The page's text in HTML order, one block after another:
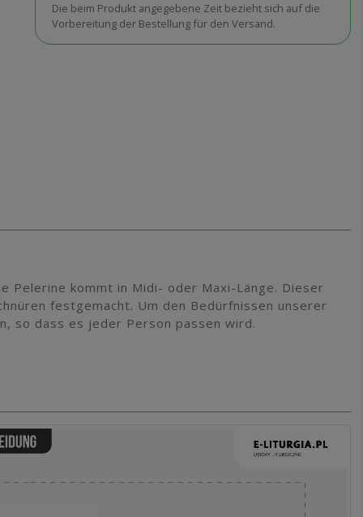
Die beim Produkt angegebene Zeit bezieht sich auf die
Vorbereitung der Bestellung für den Versand.
Pelerine kommt in Midi- oder Maxi-Länge. Dieser
festgemacht. Um den Bedürfnissen unserer
so dass es jeder Person passen wird.